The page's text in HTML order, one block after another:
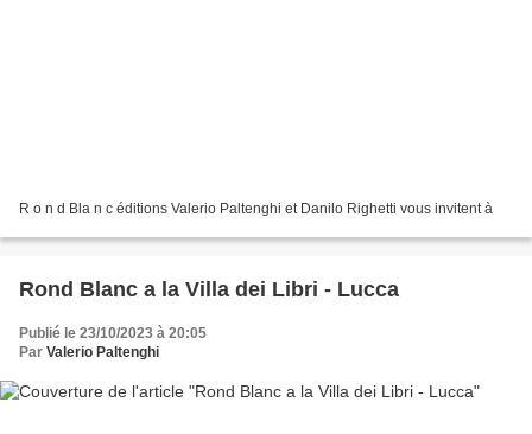
R o n d Bla n c éditions Valerio Paltenghi et Danilo Righetti vous invitent à
Rond Blanc a la Villa dei Libri - Lucca
Publié le 23/10/2023 à 20:05
Par Valerio Paltenghi